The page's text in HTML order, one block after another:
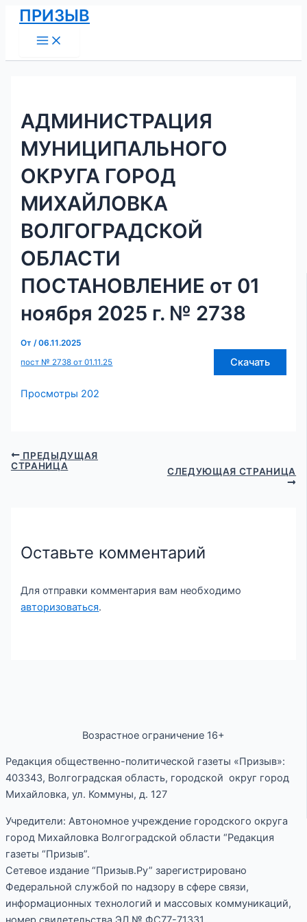
Перейти
содержимому
ПРИЗЫВ
Menu
АДМИНИСТРАЦИЯ
МУНИЦИПАЛЬНОГО
ОКРУГА ГОРОД
МИХАЙЛОВКА
ВОЛГОГРАДСКОЙ
ОБЛАСТИ
ПОСТАНОВЛЕНИЕ от 01
ноября 2025 г. № 2738
От/06.11.2025
пост № 2738 от 01.11.25
Скачать
Просмотры 202
Навигация
по
записям
ПРЕДЫДУЩАЯ
СТРАНИЦА
СЛЕДУЮЩАЯ СТРАНИЦА
Оставьте комментарий
Для отправки комментария вам необходимо
авторизоваться.
Возрастное ограничение 16+
Редакция общественно-политической газеты «Призыв»:
403343, Волгоградская область, городской округ город
Михайловка, ул. Коммуны, д. 127
Учредители: Автономное учреждение городского округа
город Михайловка Волгоградской области “Редакция
газеты “Призыв”.
Сетевое издание “Призыв.Ру” зарегистрировано
Федеральной службой по надзору в сфере связи,
информационных технологий и массовых коммуникаций,